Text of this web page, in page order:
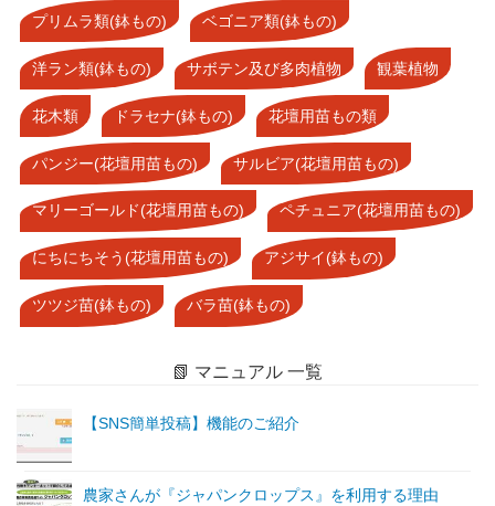
プリムラ類(鉢もの) ベゴニア類(鉢もの)
洋ラン類(鉢もの) サボテン及び多肉植物 観葉植物
花木類 ドラセナ(鉢もの) 花壇用苗もの類
パンジー(花壇用苗もの) サルビア(花壇用苗もの)
マリーゴールド(花壇用苗もの) ペチュニア(花壇用苗もの)
にちにちそう(花壇用苗もの) アジサイ(鉢もの)
ツツジ苗(鉢もの) バラ苗(鉢もの)
📗 マニュアル 一覧
【SNS簡単投稿】機能のご紹介
農家さんが『ジャパンクロップス』を利用する理由